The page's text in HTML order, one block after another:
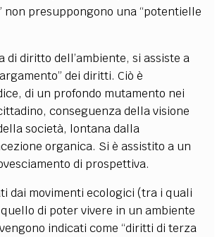
non presuppongono una “potentielle
di diritto dell’ambiente, si assiste a
dei diritti. Ciò è
di un profondo mutamento nei
conseguenza della visione
società, lontana dalla
organica. Si è assistito a un
di prospettiva.
dai movimenti ecologici (tra i quali
di poter vivere in un ambiente
indicati come “diritti di terza